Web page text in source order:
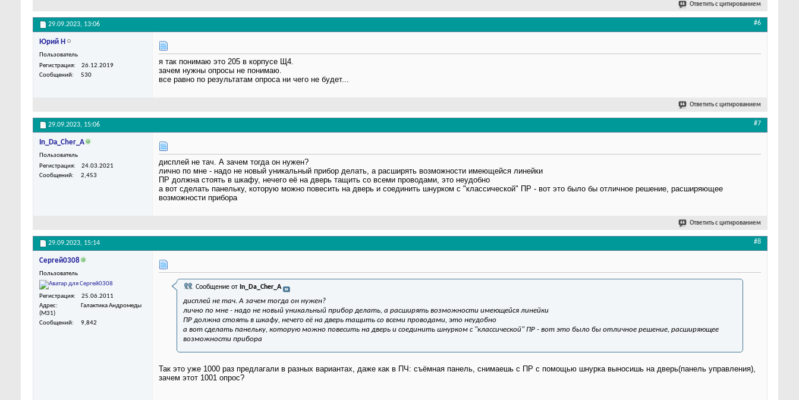
Ответить с цитированием
29.09.2023, 13:06 #6
Юрий Н
Пользователь
Регистрация
26.12.2019
Сообщений
530
я так понимаю это 205 в корпусе Щ4.
зачем нужны опросы не понимаю.
все равно по результатам опроса ни чего не будет...
Ответить с цитированием
29.09.2023, 15:06 #7
In_Da_Cher_A
Пользователь
Регистрация
24.03.2021
Сообщений
2,453
дисплей не тач. А зачем тогда он нужен?
лично по мне - надо не новый уникальный прибор делать, а расширять возможности имеющейся линейки
ПР должна стоять в шкафу, нечего её на дверь тащить со всеми проводами, это неудобно
а вот сделать панельку, которую можно повесить на дверь и соединить шнурком с "классической" ПР - вот это было бы отличное решение, расширяющее
возможности прибора
Ответить с цитированием
29.09.2023, 15:14 #8
Сергей0308
Пользователь
Регистрация
25.06.2011
Адрес
Галактика Андромеды
(M31)
Сообщений
9,842
Сообщение от In_Da_Cher_A
дисплей не тач. А зачем тогда он нужен?
лично по мне - надо не новый уникальный прибор делать, а расширять возможности имеющейся линейки
ПР должна стоять в шкафу, нечего её на дверь тащить со всеми проводами, это неудобно
а вот сделать панельку, которую можно повесить на дверь и соединить шнурком с "классической" ПР - вот это было бы отличное решение, расширяющее
возможности прибора
Так это уже 1000 раз предлагали в разных вариантах, даже как в ПЧ: съёмная панель, снимаешь с ПР с помощью шнурка выносишь на дверь(панель управления),
зачем этот 1001 опрос?